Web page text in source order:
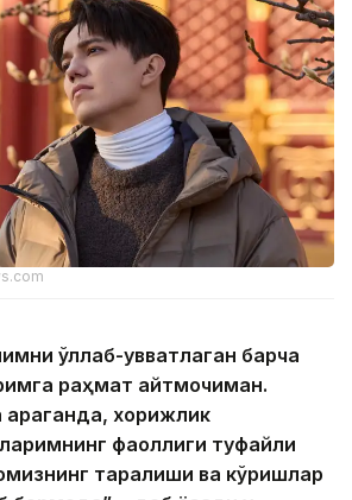
қўллаб-қувватлаган барча
раҳмат айтмоқчиман.
хорижлик
фаоллиги туфайли
тарқалиши ва кўришлар